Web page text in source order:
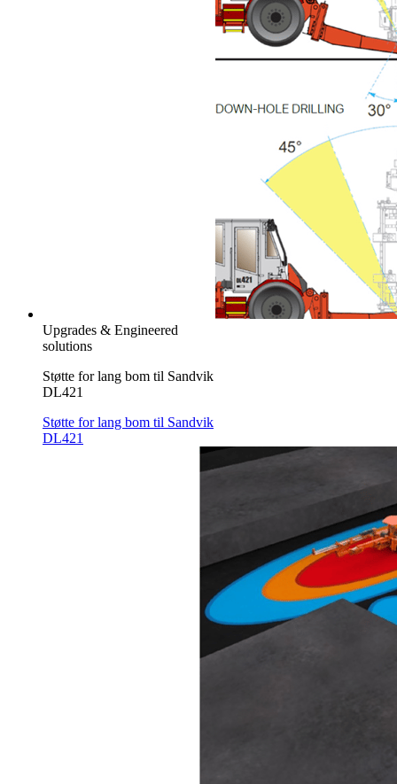
Upgrades & Engineered
solutions
Støtte for lang bom til Sandvik
DL421
Støtte for lang bom til Sandvik
DL421